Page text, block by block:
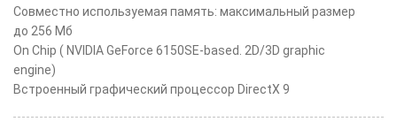
Совместно используемая память: максимальный размер
до 256 Мб
On Chip ( NVIDIA GeForce 6150SE-based. 2D/3D graphic
engine)
Встроенный графический процессор DirectX 9